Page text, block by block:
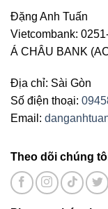
Đặng Anh Tuấn
Vietcombank:
Á CHÂU BANK
Địa chỉ: Sài Gòn
Số điện thoại:
Email:
Theo dõi chúng